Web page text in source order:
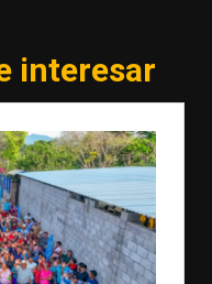
interesar